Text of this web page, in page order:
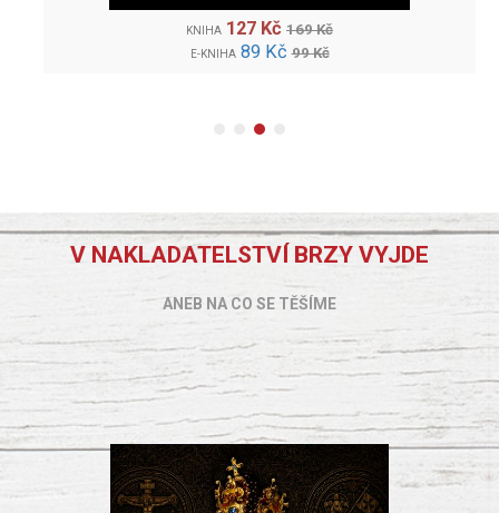
KNIHA 127 Kč 169 Kč
E-KNIHA 89 Kč 99 Kč
V NAKLADATELSTVÍ BRZY VYJDE
ANEB NA CO SE TĚŠÍME